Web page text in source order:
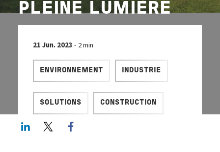
PLEINE LUMIÈRE
21 Jun. 2023- 2 min
ENVIRONNEMENT INDUSTRIE
SOLUTIONS CONSTRUCTION
LinkedInTwitter